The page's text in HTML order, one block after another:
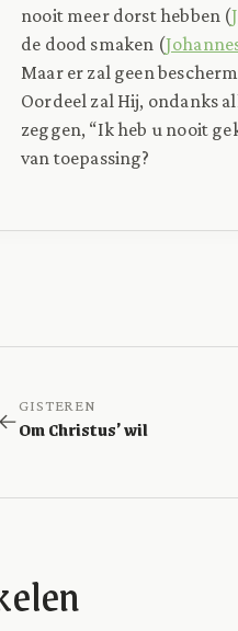
nooit meer dorst hebben (
de dood smaken (
Maar er zal geen
Oordeel zal Hij, ondanks
zeggen, “Ik heb u nooit
van toepassing?
GISTEREN
Om Christus’ wil